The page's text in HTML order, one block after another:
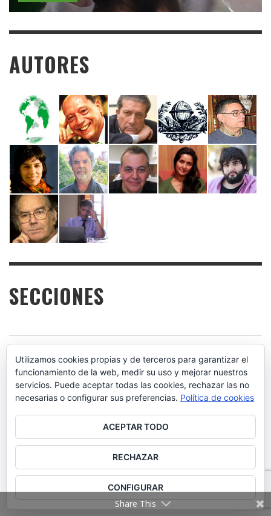
AUTORES
SECCIONES
757
CIUDADANO ACTIVO
680
CULTURA Y SOCIEDAD
Share This
Utilizamos cookies propias y de terceros para garantizar el
funcionamiento de la web, medir su uso y mejorar nuestros
servicios. Puede aceptar todas las cookies, rechazar las no
necesarias o configurar sus preferencias. Política de cookies
ACEPTAR TODO
RECHAZAR
CONFIGURAR